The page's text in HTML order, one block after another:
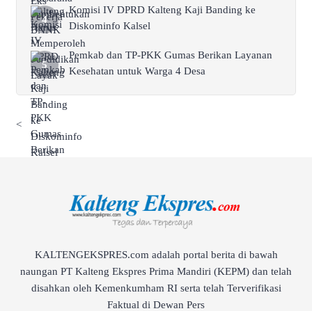
Komisi IV DPRD Kalteng Kaji Banding ke
Diskominfo Kalsel
Pemkab dan TP-PKK Gumas Berikan Layanan
Kesehatan untuk Warga 4 Desa
<
KALTENGEKSPRES.com adalah portal berita di bawah
naungan PT Kalteng Ekspres Prima Mandiri (KEPM) dan telah
disahkan oleh Kemenkumham RI serta telah Terverifikasi
Faktual di Dewan Pers